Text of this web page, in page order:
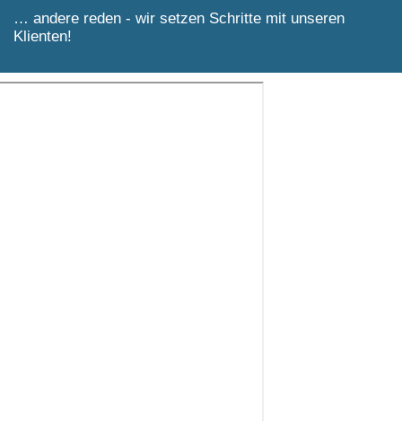
… andere reden - wir setzen Schritte mit unseren
Klienten!